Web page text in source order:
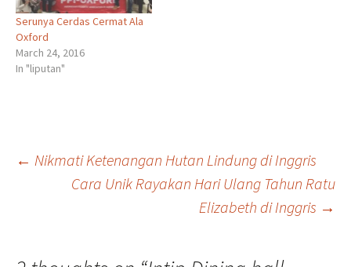
Serunya Cerdas Cermat Ala
Oxford
March 24, 2016
In "liputan"
Post
← Nikmati Ketenangan Hutan Lindung di Inggris
Cara Unik Rayakan Hari Ulang Tahun Ratu
Elizabeth di Inggris →